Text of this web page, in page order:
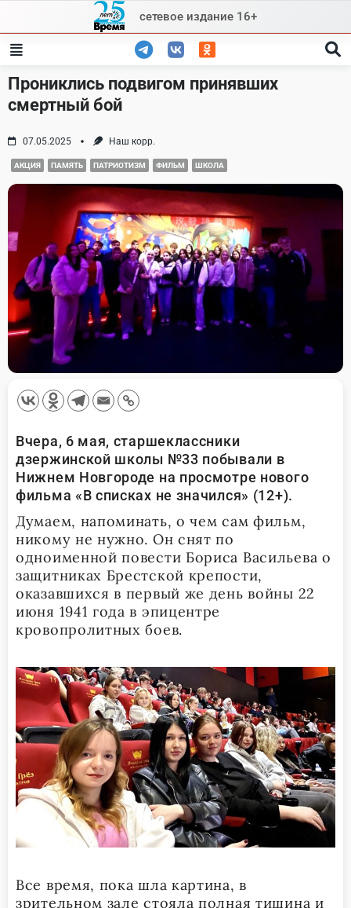
content
сетевое издание 16+
Прониклись подвигом принявших
смертный бой
07.05.2025 Наш корр.
АКЦИЯ ПАМЯТЬ ПАТРИОТИЗМ ФИЛЬМ ШКОЛА
Вчера, 6 мая, старшеклассники
дзержинской школы №33 побывали в
Нижнем Новгороде на просмотре нового
фильма «В списках не значился» (12+).
Думаем, напоминать, о чем сам фильм,
никому не нужно. Он снят по
одноименной повести Бориса Васильева о
защитниках Брестской крепости,
оказавшихся в первый же день войны 22
июня 1941 года в эпицентре
кровопролитных боев.
Все время, пока шла картина, в
зрительном зале стояла полная тишина и